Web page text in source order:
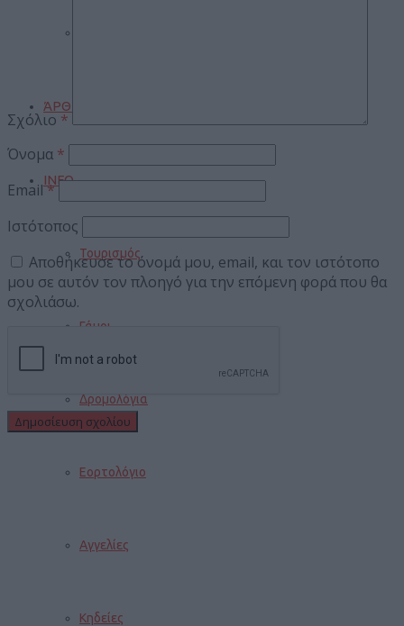
ΆΡΘΡΑ
INFO
Τουρισμός
Γάμοι
Δρομολόγια
Εορτολόγιο
Αγγελίες
Κηδείες
Σχόλιο *
Όνομα *
Email*
Ιστότοπος
Αποθήκευσε το όνομά μου, email, και τον ιστότοπο
μου σε αυτόν τον πλοηγό για την επόμενη φορά που θα
σχολιάσω.